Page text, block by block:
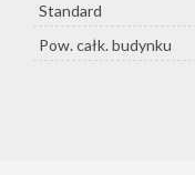
Standard
Pow. całk. budynku